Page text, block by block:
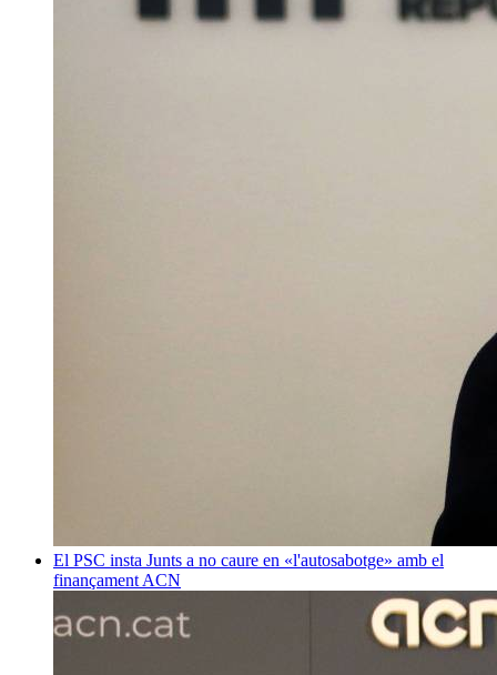
El PSC insta Junts a no caure en «l'autosabotge» amb el
finançament ACN